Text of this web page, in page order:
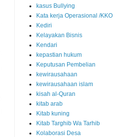
kasus Bullying
Kata kerja Operasional /KKO
Kediri
Kelayakan Bisnis
Kendari
kepastian hukum
Keputusan Pembelian
kewirausahaan
kewirausahaan islam
kisah al-Quran
kitab arab
Kitab kuning
Kitab Targhib Wa Tarhib
Kolaborasi Desa